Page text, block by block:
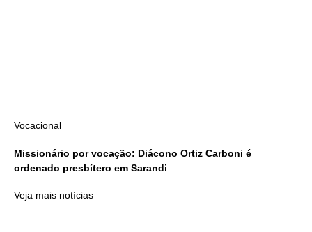
Vocacional
Missionário por vocação: Diácono Ortiz Carboni é
ordenado presbítero em Sarandi
Veja mais notícias